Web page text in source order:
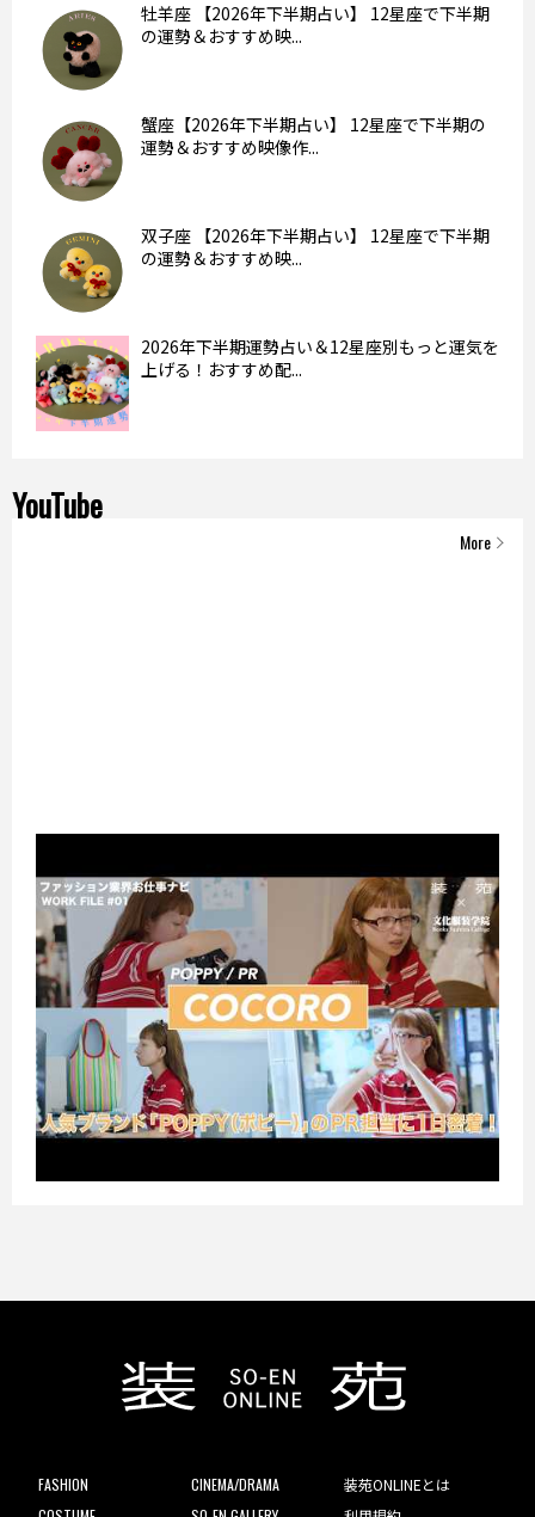
牡羊座 【2026年下半期占い】 12星座で下半期
の運勢＆おすすめ映...
蟹座【2026年下半期占い】 12星座で下半期の
運勢＆おすすめ映像作...
双子座 【2026年下半期占い】 12星座で下半期
の運勢＆おすすめ映...
2026年下半期運勢占い＆12星座別もっと運気を
上げる！おすすめ配...
YouTube
More
FASHION
CINEMA/DRAMA
装苑ONLINEとは